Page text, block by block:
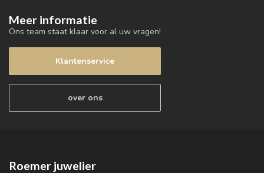
Meer informatie
Ons team staat klaar voor al uw vragen!
Klantenservice
over ons
Roemer juwelier